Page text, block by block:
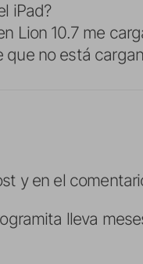
iPad?
Lion 10.7 me
que no está
y en el
lleva